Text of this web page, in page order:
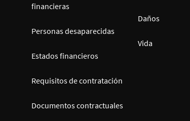
financieras
Personas desaparecidas
Estados financieros
Requisitos de contratación
Documentos contractuales
Daños
Vida